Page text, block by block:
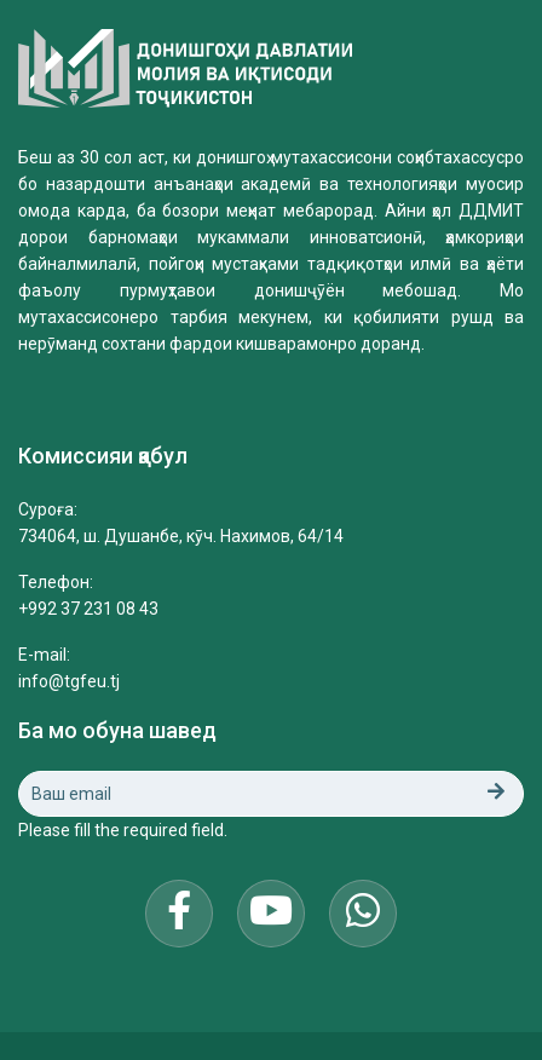
Беш аз 30 сол аст, ки донишгоҳ мутахассисони соҳибтахассусро
бо назардошти анъанаҳои академӣ ва технологияҳои муосир
омода карда, ба бозори меҳнат мебарорад. Айни ҳол ДДМИТ
дорои барномаҳои мукаммали инноватсионӣ, ҳамкориҳои
байналмилалӣ, пойгоҳи мустаҳками тадқиқотҳои илмӣ ва ҳаёти
фаъолу пурмуҳтавои донишҷӯён мебошад. Мо
мутахассисонеро тарбия мекунем, ки қобилияти рушд ва
нерӯманд сохтани фардои кишварамонро доранд.
Комиссияи қабул
Суроға:
734064, ш. Душанбе, кӯч. Нахимов, 64/14
Телефон:
+992 37 231 08 43
E-mail:
info@tgfeu.tj
Ба мо обуна шавед
Please fill the required field.